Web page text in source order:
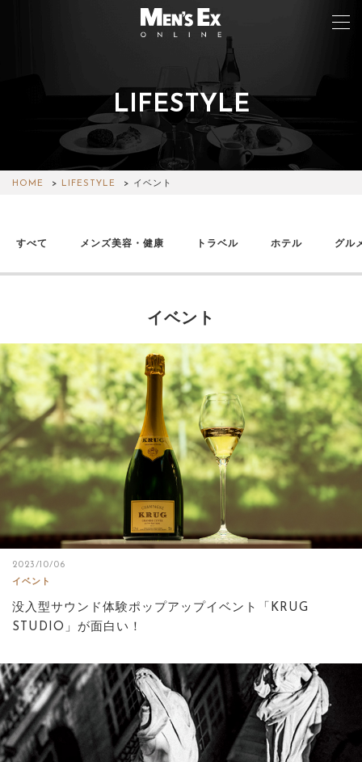
LIFESTYLE
HOME LIFESTYLE イベント
すべて メンズ美容・健康 トラベル ホテル グル
イベント
2023/10/06
イベント
没⼊型サウンド体験ポップアップイベント「KRUG
STUDIO」が面白い！
FASHION
WATCH
LIFESTYLE
ABOUT SITE
サイトマップ